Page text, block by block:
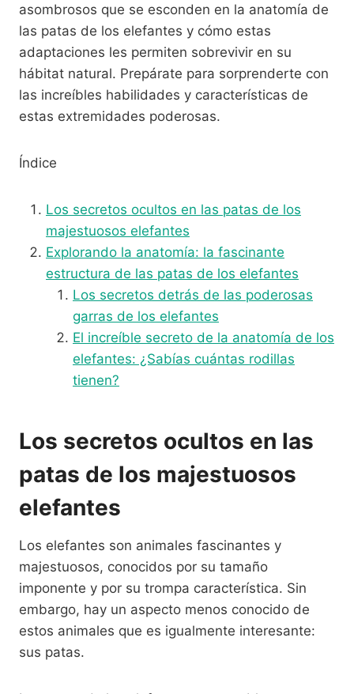
asombrosos que se esconden en la anatomía de
las patas de los elefantes y cómo estas
adaptaciones les permiten sobrevivir en su
hábitat natural. Prepárate para sorprenderte con
las increíbles habilidades y características de
estas extremidades poderosas.
Índice
Los secretos ocultos en las patas de los
majestuosos elefantes
Explorando la anatomía: la fascinante
estructura de las patas de los elefantes
Los secretos detrás de las poderosas
garras de los elefantes
El increíble secreto de la anatomía de los
elefantes: ¿Sabías cuántas rodillas
tienen?
Los secretos ocultos en las
patas de los majestuosos
elefantes
Los elefantes son animales fascinantes y
majestuosos, conocidos por su tamaño
imponente y por su trompa característica. Sin
embargo, hay un aspecto menos conocido de
estos animales que es igualmente interesante:
sus patas.